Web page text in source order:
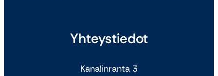
Yhteystiedot
Kanalinranta 3